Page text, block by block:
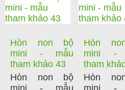
Hòn non bộ
mini - mẫu
tham khảo 43
Hòn non bộ
mini - mẫu
Hòn
mini -
tham
Hòn
mini -